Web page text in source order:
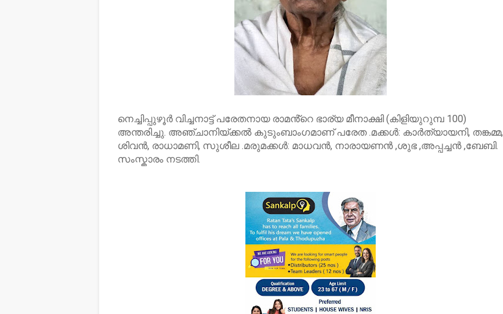
നെച്ചിപ്പുഴൂർ വിച്ചനാട്ട് പരേതനായ രാമൻ്റെ ഭാര്യ മീനാക്ഷി (കിളിയുറുമ്പ 100)
അന്തരിച്ചു. അഞ്ചാനിയ്ക്കൽ കുടുംബാംഗമാണ് പരേത .മക്കൾ: കാർത്യായനി, തങ്കമ്മ,
ശിവൻ, രാധാമണി, സുശീല .മരുമക്കൾ: മാധവൻ, നാരായണൻ ,ശുഭ ,അപ്പച്ചൻ ,ബേബി.
സംസ്കാരം നടത്തി.